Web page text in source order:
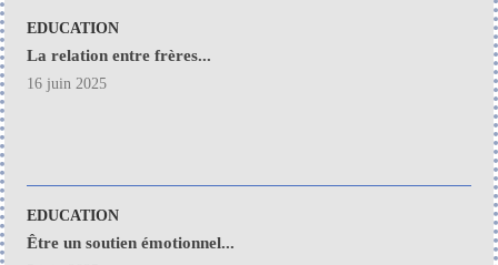
EDUCATION
La relation entre frères...
16 juin 2025
EDUCATION
Être un soutien émotionnel...